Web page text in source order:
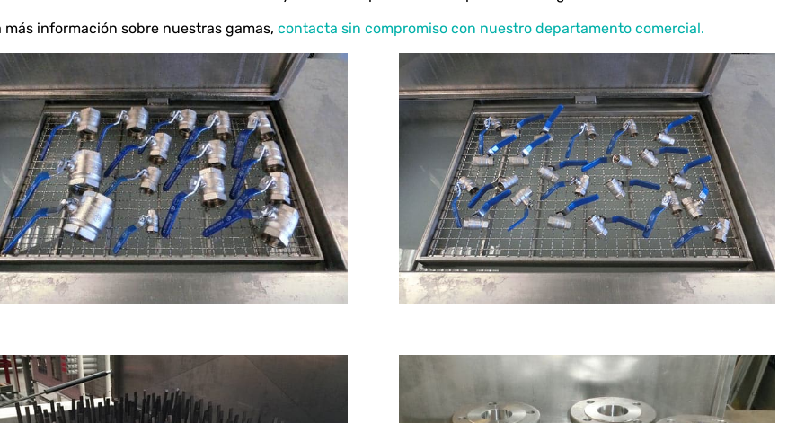
más información sobre nuestras gamas, contacta sin compromiso con nuestro departamento comercial.